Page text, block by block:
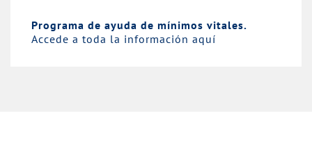
Programa de ayuda de mínimos vitales.
Accede a toda la información aquí